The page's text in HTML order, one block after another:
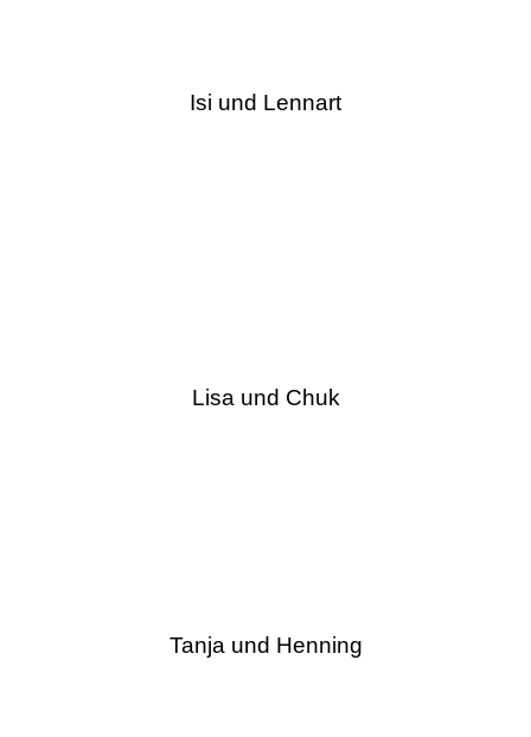
Isi und Lennart
Lisa und Chuk
Tanja und Henning